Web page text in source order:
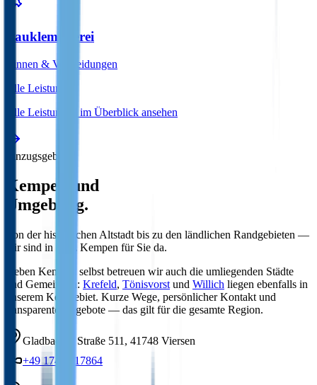
Bauklempnerei
Rinnen & Verkleidungen
Alle Leistungen
Alle Leistungen im Überblick ansehen
Einzugsgebiet
Kempen und
Umgebung.
Von der historischen Altstadt bis zu den ländlichen Randgebieten —
wir sind in ganz Kempen für Sie da.
Neben Kempen selbst betreuen wir auch die umliegenden Städte
und Gemeinden: Krefeld, Tönisvorst und Willich liegen ebenfalls in
unserem Kerngebiet. Kurze Wege, persönlicher Kontakt und
transparente Angebote — das gilt für die gesamte Region.
Gladbacher Straße 511 , 41748 Viersen
+49 174 7417864